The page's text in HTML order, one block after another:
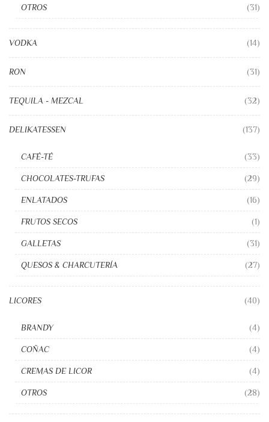
OTROS (31)
VODKA (14)
RON (31)
TEQUILA - MEZCAL (32)
DELIKATESSEN (137)
CAFÉ-TÉ (33)
CHOCOLATES-TRUFAS (29)
ENLATADOS (16)
FRUTOS SECOS (1)
GALLETAS (31)
QUESOS & CHARCUTERÍA (27)
LICORES (40)
BRANDY (4)
COÑAC (4)
CREMAS DE LICOR (4)
OTROS (28)